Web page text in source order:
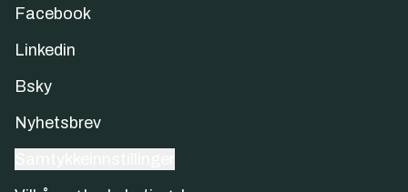
Facebook
Linkedin
Bsky
Nyhetsbrev